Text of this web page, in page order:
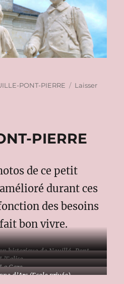
PONT-PIERRE
Laisser
PIERRE
de ce petit
durant ces
des besoins
bon vivre.
historique de Neuillé-Pont-
Pierre
La Gare
d’Arc (Ecole privée)